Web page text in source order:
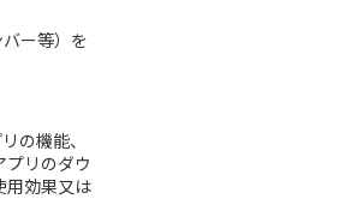
ー等）を
の機能、
リのダウ
用効果又は